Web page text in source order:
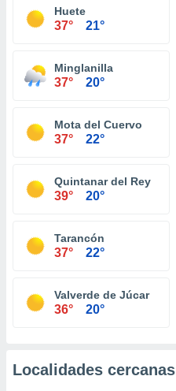
Huete
37° 21°
Minglanilla
37° 20°
Mota del Cuervo
37° 22°
Quintanar del Rey
39° 20°
Tarancón
37° 22°
Valverde de Júcar
36° 20°
Localidades cercanas